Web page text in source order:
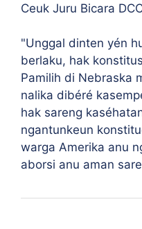
Ceuk Juru Bicara
"Unggal dinten yén
berlaku, hak
Pamilih di Nebraska
nalika dibéré
hak sareng
ngantunkeun
warga Amerika anu
aborsi anu aman